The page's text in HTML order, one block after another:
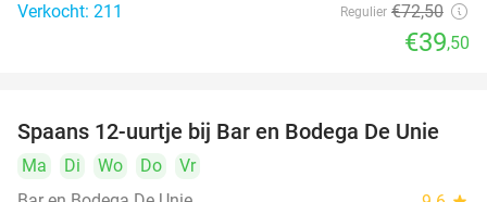
Verkocht: 211 Regulier €72,50
€39,50
42%
Spaans 12-uurtje bij Bar en Bodega De Unie
Ma Di Wo Do
Vr